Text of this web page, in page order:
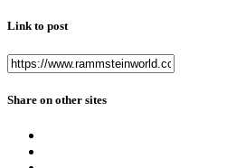
Link to post
Share on other sites